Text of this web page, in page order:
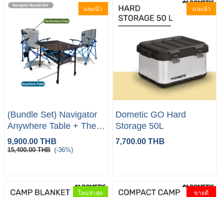
แนะนำ
(Bundle Set) Navigator
Anywhere Table + The
Nowhere Chair
9,900.00 THB
15,400.00 THB (-36%)
แนะนำ
Dometic GO Hard
Storage 50L
7,700.00 THB
ใหม่ล่าสุด ขายดี